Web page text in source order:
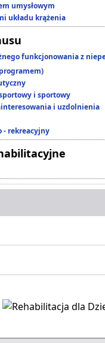
umysłowym
układu krążenia
funkcjonowania z
i sportowy
i uzdolnienia
- rekreacyjny